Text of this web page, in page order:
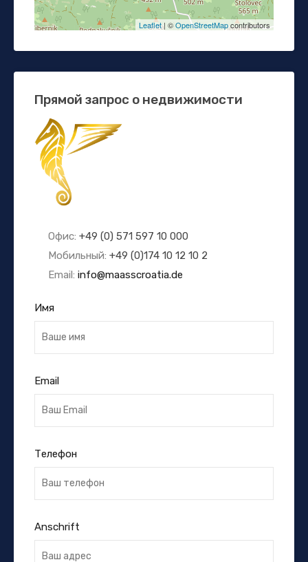
Leaflet| ©OpenStreetMapcontributors
Прямой запрос о недвижимости
Офис: +49 (0) 571 597 10 000
Мобильный: +49 (0)174 10 12 10 2
Email: info@maasscroatia.de
Имя
Email
Телефон
Anschrift